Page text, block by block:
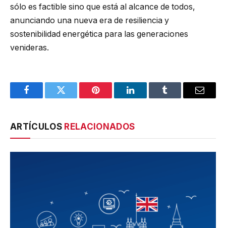
sólo es factible sino que está al alcance de todos,
anunciando una nueva era de resiliencia y
sostenibilidad energética para las generaciones
venideras.
FacebookTwitter Pinterest LinkedInTumblr Email
ARTÍCULOS RELACIONADOS